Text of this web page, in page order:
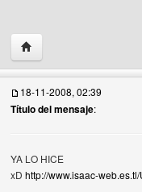
Visitar sitio web del
usuario
18-11-2008, 02:39
Título del mensaje:
YA LO HICE
xD http://www.isaac-